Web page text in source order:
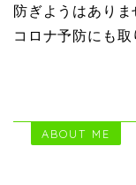
防ぎようはあり
コロナ予防にも取
ABOUT ME